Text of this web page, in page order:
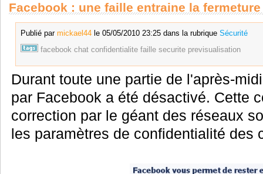
Facebook : une faille entraine la
Publié par mickael44le 05/05/2010 23:25 dans la rubrique Sécurité
facebook chat confidentialite faille securite previsualisation
Durant toute une partie de l'après-
par Facebook a été désactivé. Cette
correction par le géant des réseaux
les paramètres de confidentialité des